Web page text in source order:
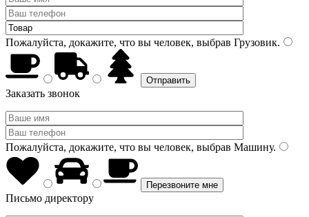
Пожалуйста, докажите, что вы человек, выбрав Грузовик.
Заказать звонок
Пожалуйста, докажите, что вы человек, выбрав Машину.
Письмо директору